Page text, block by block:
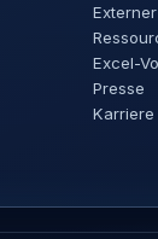
Externer
Excel-
Presse
Karriere